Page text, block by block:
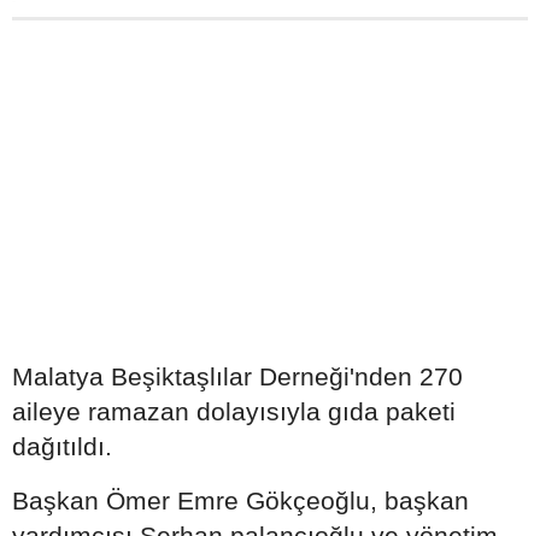
Malatya Beşiktaşlılar Derneği'nden 270
aileye ramazan dolayısıyla gıda paketi
dağıtıldı.
Başkan Ömer Emre Gökçeoğlu, başkan